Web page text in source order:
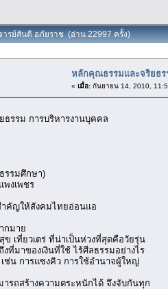
รย์สันติ อภัยราช (อ่าน 22997 ครั้ง)
หลักคุณธรรมและจริยธร
« เมื่อ: กันยายน 14, 2010,
รรม การบริหารงานบุคคล
รมศึกษา)
งเพชร
ำคัญให้สังคมไทยอ่อนแอ
มาย
เที่ยวเตร่ ที่น่าเป็นห่วงที่สุดคือวัยรุ่น
มาของเงินที่ใช้ ไร้ศีลธรรมอย่างไร
ช่น การแซงคิว การใช้อำนาจผู้ใหญ่
รถสร้างความตระหนักได้ จึงจับกันทุก